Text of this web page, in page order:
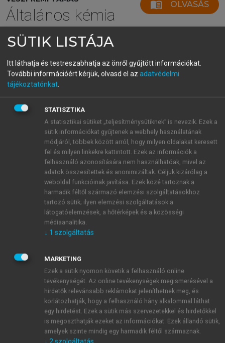
Általános kémia
menu_book OLVASÁS
Ellenőrző kérdések
Mit nevezünk fizikai és mit kémiai változásnak?
Mit jelent egy reakcióegyenlet „rendezése”?
Soroljon fel gázfejlődéssel járó reakciókat!
Milyen színváltozással járó reakciókat ismer?
Milyen csapadékképződéssel járó reakciókat
ismer?
Miben különleges az ammónia és a sósavgáz
reakciója?
Mely reakciókat nevezzük addíciónak?
Mit jelent a polimerizáció?
Milyen reakciót nevezünk eliminációnak?
Adjon példát izomerizációs reakcióra!
Milyen elvek alapján működik a kationok
Mik a Fresenius szerinti szétválasztás
osztályreagensei?
Mit értünk oxidáción?
Miért „redoxi” egy reakció?
Hogyan definiálja az oxidációfokot? Létezik-e
olyan elem, melynek csak egyféle oxidációfoka
lehetséges?
Van-e kapcsolat az oxidációfok és az
SÜTIK LISTÁJA
Itt láthatja és testreszabhatja az önről gyűjtött információkat.
További információért kérjük, olvasd el az adatvédelmi
tájékoztatónkat.
STATISZTIKA
A statisztikai sütiket „teljesítménysütiknek” is nevezik. Ezek a
sütik információkat gyűjtenek a webhely használatának
módjáról, többek között arról, hogy milyen oldalakat keresett
fel és milyen linkekre kattintott. Ezek az információk a
felhasználó azonosítására nem használhatóak, mivel az
adatok összesítettek és anonimizáltak. Céljuk kizárólag a
weboldal funkcióinak javítása. Ezek közé tartoznak a
harmadik féltől származó elemzési szolgáltatásokhoz
tartozó sütik; ilyen elemzési szolgáltatások a
látogatóelemzések, a hőtérképek és a közösségi
médiaanalitika.
↓ 1 szolgáltatás
MARKETING
Ezek a sütik nyomon követik a felhasználó online
tevékenységét. Az online tevékenységek megismerésével a
hirdetők relevánsabb reklámokat jeleníthetnek meg, és
korlátozhatják, hogy a felhasználó hány alkalommal láthat
egy hirdetést. Ezek a sütik más szervezetekkel és hirdetőkkel
is megoszthatják ezeket az információkat. Ezek állandó sütik,
amelyek szinte mindig egy harmadik féltől származnak.